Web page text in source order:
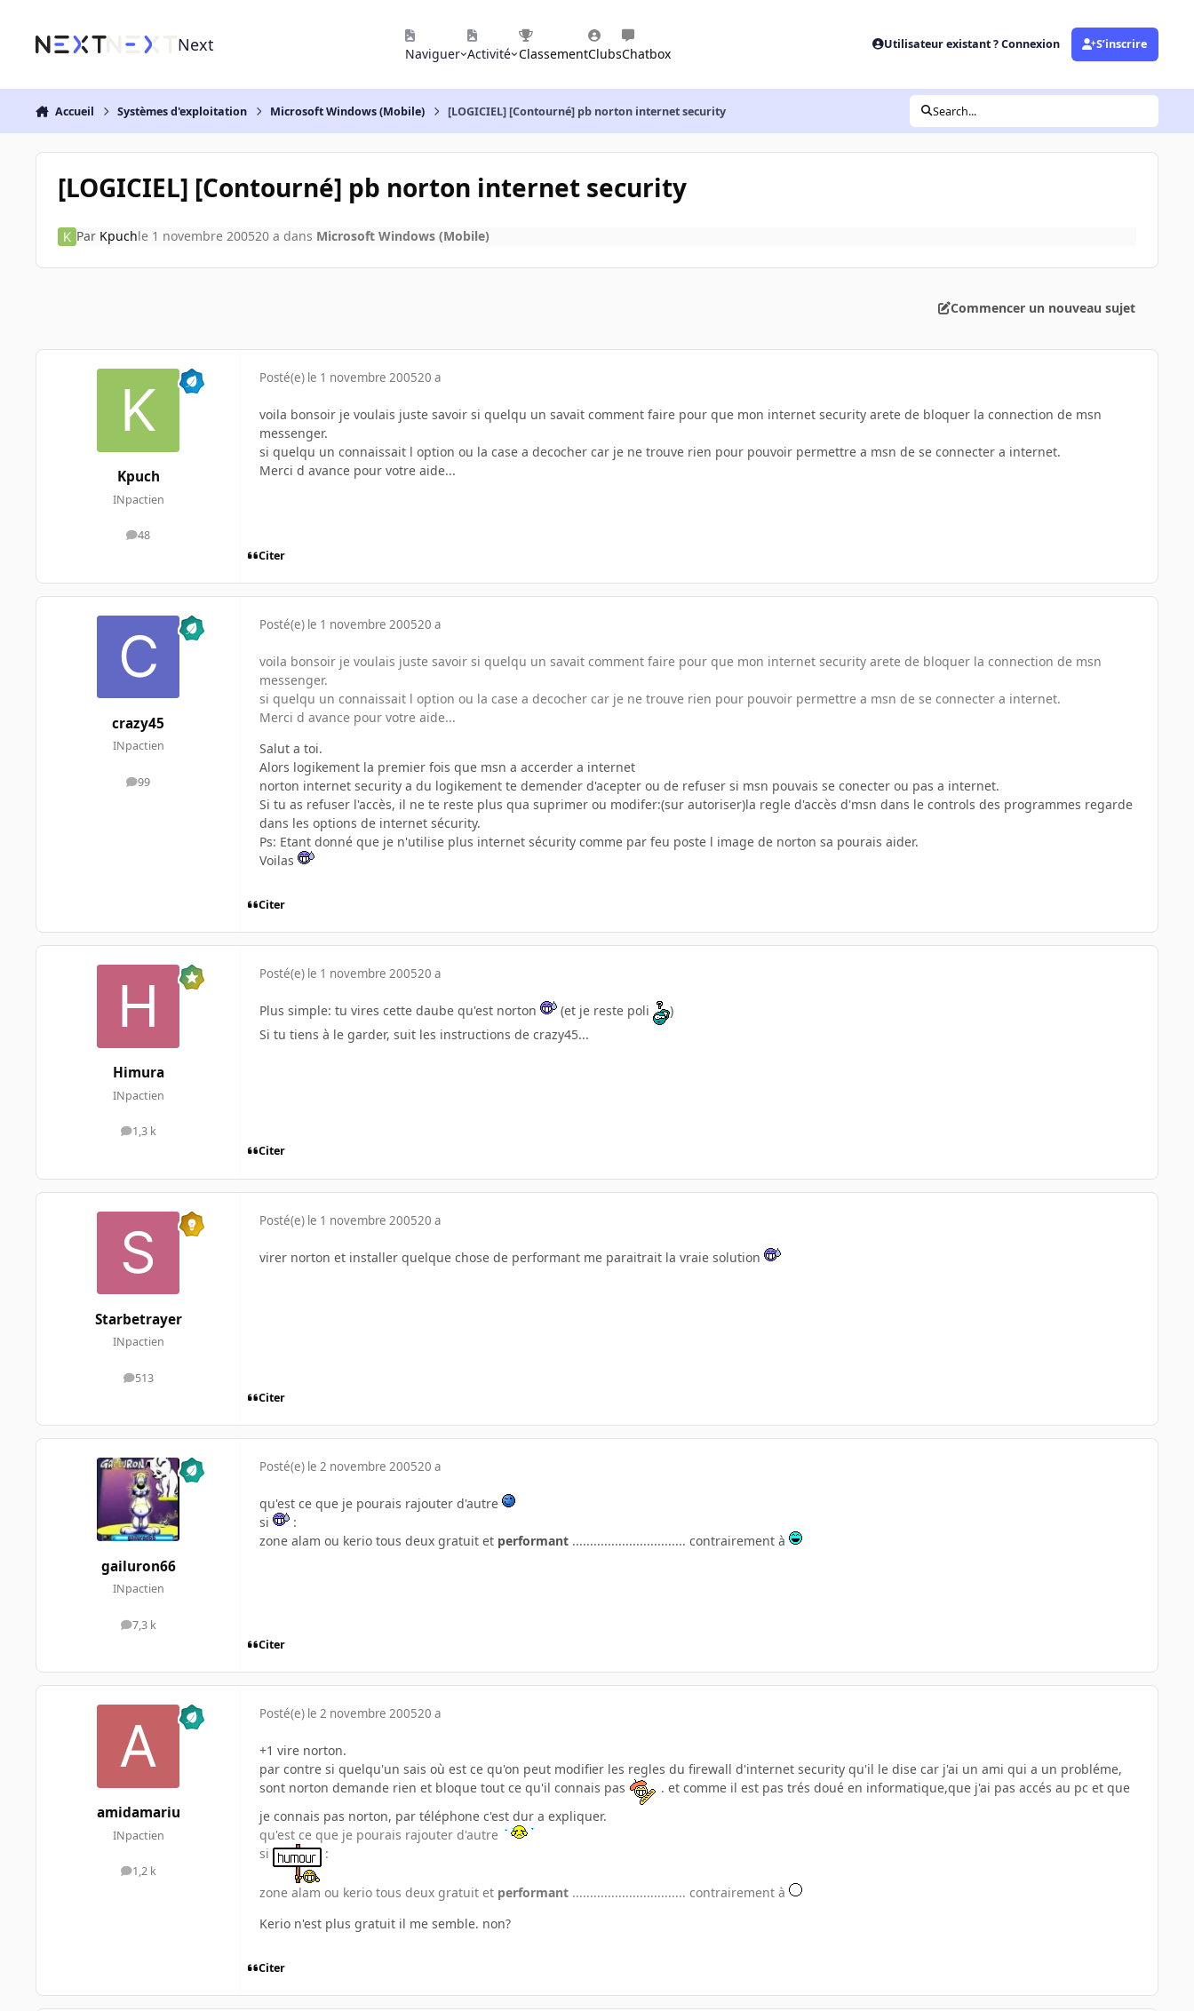
Next Naviguer Activité ClassementClubsChatbox
Utilisateur existant ? Connexion S’inscrire
Accueil Systèmes d'exploitation Microsoft Windows (Mobile) [LOGICIEL] [Contourné] pb norton internet security Search...
[LOGICIEL] [Contourné] pb norton internet security
Par Kpuchle 1 novembre 200520 a dans Microsoft Windows (Mobile)
Commencer un nouveau sujet
Kpuch
INpactien
48
messages
Posté(e) le 1 novembre 200520 a
voila bonsoir je voulais juste savoir si quelqu un savait comment faire pour que mon internet security arete de bloquer la connection de msn
messenger.
si quelqu un connaissait l option ou la case a decocher car je ne trouve rien pour pouvoir permettre a msn de se connecter a internet.
Merci d avance pour votre aide...
Citer
crazy45
INpactien
99
messages
Posté(e) le 1 novembre 200520 a
voila bonsoir je voulais juste savoir si quelqu un savait comment faire pour que mon internet security arete de bloquer la connection de msn
messenger.
si quelqu un connaissait l option ou la case a decocher car je ne trouve rien pour pouvoir permettre a msn de se connecter a internet.
Merci d avance pour votre aide...
Salut a toi.
Alors logikement la premier fois que msn a accerder a internet
norton internet security a du logikement te demender d'acepter ou de refuser si msn pouvais se conecter ou pas a internet.
Si tu as refuser l'accès, il ne te reste plus qua suprimer ou modifer:(sur autoriser)la regle d'accès d'msn dans le controls des programmes regarde
dans les options de internet sécurity.
Ps: Etant donné que je n'utilise plus internet sécurity comme par feu poste l image de norton sa pourais aider.
Voilas
Citer
Himura
INpactien
1,3 k
messages
Posté(e) le 1 novembre 200520 a
Plus simple: tu vires cette daube qu'est norton (et je reste poli
)
Si tu tiens à le garder, suit les instructions de crazy45...
Citer
Starbetrayer
INpactien
513
messages
Posté(e) le 1 novembre 200520 a
virer norton et installer quelque chose de performant me paraitrait la vraie solution
Citer
gailuron66
INpactien
7,3 k
messages
Posté(e) le 2 novembre 200520 a
qu'est ce que je pourais rajouter d'autre
si
:
zone alam ou kerio tous deux gratuit et performant ................................ contrairement à
Citer
amidamariu
INpactien
1,2 k
messages
Posté(e) le 2 novembre 200520 a
+1 vire norton.
par contre si quelqu'un sais où est ce qu'on peut modifier les regles du firewall d'internet security qu'il le dise car j'ai un ami qui a un probléme,
sont norton demande rien et bloque tout ce qu'il connais pas
. et comme il est pas trés doué en informatique,que j'ai pas accés au pc et que
je connais pas norton, par téléphone c'est dur a expliquer.
qu'est ce que je pourais rajouter d'autre
si
:
zone alam ou kerio tous deux gratuit et performant ................................ contrairement à
Kerio n'est plus gratuit il me semble. non?
Citer